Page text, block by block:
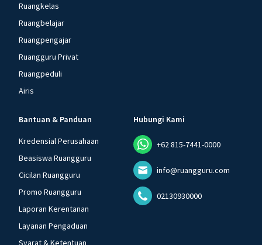
Ruangkelas
Ruangbelajar
Ruangpengajar
Ruangguru Privat
Ruangpeduli
Airis
Bantuan & Panduan
Kredensial Perusahaan
Beasiswa Ruangguru
Cicilan Ruangguru
Promo Ruangguru
Laporan Kerentanan
Layanan Pengaduan
Syarat & Ketentuan
Hubungi Kami
+62 815-7441-0000
info@ruangguru.com
02130930000